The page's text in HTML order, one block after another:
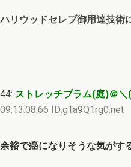
ハリウッドセレブ御用達技術
44: ストレッチプラム(庭)＠＼
09:13:08.66 ID:gTa9Q1rg0.net
余裕で癌になりそうな気がす